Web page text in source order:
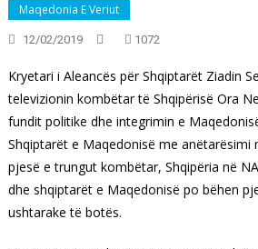
Maqedonia E Veriut
12/02/2019 1072
Kryetari i Aleancës për Shqiptarët Ziadin
televizionin kombëtar të Shqipërisë Ora
fundit politike dhe integrimin e
Shqiptarët e Maqedonisë me anëtarësimi
pjesë e trungut kombëtar, Shqipëria në
dhe shqiptarët e Maqedonisë po bëhen
ushtarake të botës.